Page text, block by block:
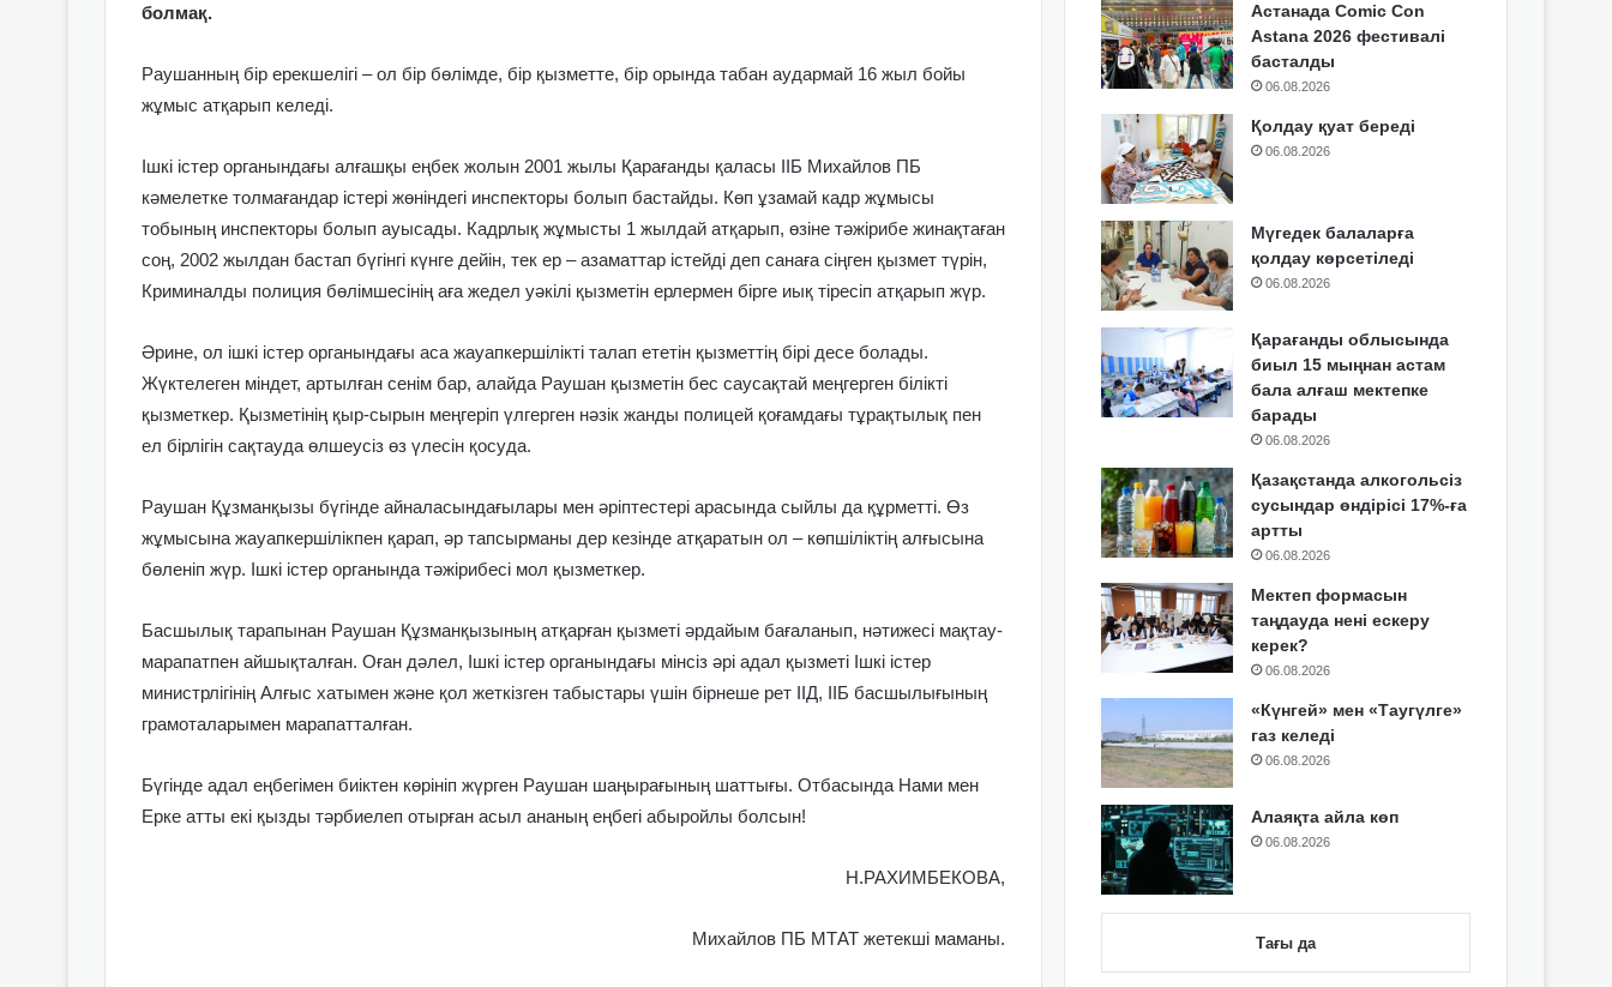
болмақ.
Раушанның бір ерекшелігі – ол бір бөлімде, бір қызметте, бір орында табан аудармай 16 жыл бойы
жұмыс атқарып келеді.
Ішкі істер органындағы алғашқы еңбек жолын 2001 жылы Қарағанды қаласы ІІБ Михайлов ПБ
кәмелетке толмағандар істері жөніндегі инспекторы болып бастайды. Көп ұзамай кадр жұмысы
тобының инспекторы болып ауысады. Кадрлық жұмысты 1 жылдай атқарып, өзіне тәжірибе жинақтаған
соң, 2002 жылдан бастап бүгінгі күнге дейін, тек ер – азаматтар істейді деп санаға сіңген қызмет түрін,
Криминалды полиция бөлімшесінің аға жедел уәкілі қызметін ерлермен бірге иық тіресіп атқарып жүр.
Әрине, ол ішкі істер органындағы аса жауапкершілікті талап ететін қызметтің бірі десе болады.
Жүктелеген міндет, артылған сенім бар, алайда Раушан қызметін бес саусақтай меңгерген білікті
қызметкер. Қызметінің қыр-сырын меңгеріп үлгерген нәзік жанды полицей қоғамдағы тұрақтылық пен
ел бірлігін сақтауда өлшеусіз өз үлесін қосуда.
Раушан Құзманқызы бүгінде айналасындағылары мен әріптестері арасында сыйлы да құрметті. Өз
жұмысына жауапкершілікпен қарап, әр тапсырманы дер кезінде атқаратын ол – көпшіліктің алғысына
бөленіп жүр. Ішкі істер органында тәжірибесі мол қызметкер.
Басшылық тарапынан Раушан Құзманқызының атқарған қызметі әрдайым бағаланып, нәтижесі мақтау-
марапатпен айшықталған. Оған дәлел, Ішкі істер органындағы мінсіз әрі адал қызметі Ішкі істер
министрлігінің Алғыс хатымен және қол жеткізген табыстары үшін бірнеше рет ІІД, ІІБ басшылығының
грамоталарымен марапатталған.
Бүгінде адал еңбегімен биіктен көрініп жүрген Раушан шаңырағының шаттығы. Отбасында Нами мен
Ерке атты екі қызды тәрбиелеп отырған асыл ананың еңбегі абыройлы болсын!
Н.РАХИМБЕКОВА,
Михайлов ПБ МТАТ жетекші маманы.
Астанада Comic Con
Astana 2026 фестивалі
басталды
06.08.2026
Қолдау қуат береді
06.08.2026
Мүгедек балаларға
қолдау көрсетіледі
06.08.2026
Қарағанды облысында
биыл 15 мыңнан астам
бала алғаш мектепке
барады
06.08.2026
Қазақстанда алкогольсіз
сусындар өндірісі 17%-ға
артты
06.08.2026
Мектеп формасын
таңдауда нені ескеру
керек?
06.08.2026
«Күнгей» мен «Таугүлге»
газ келеді
06.08.2026
Алаяқта айла көп
06.08.2026
Тағы да